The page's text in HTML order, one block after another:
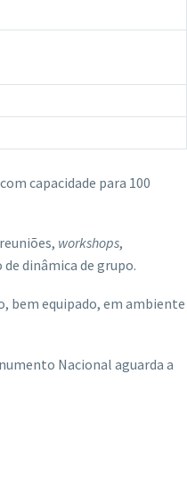
capacidade para 100
workshops,
dinâmica de grupo.
bem equipado, em ambiente
Nacional aguarda a